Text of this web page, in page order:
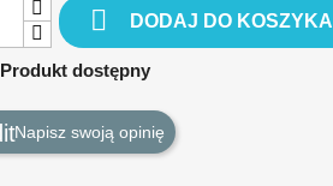
 DODAJ DO KOSZYKA
Produkt dostępny
Napisz swoją opinię